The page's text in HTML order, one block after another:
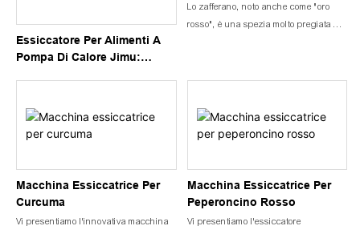
Essiccatore Per Alimenti A
Pompa Di Calore Jimu:
Lo zafferano, noto anche come "oro
rosso", è una spezia molto pregiata e
ingrediente popolare in cucina, nella
profumeria e nella medicina
fondamentale per preservarne la
qualità e prolungarne la durata di
conservazione. Negli ultimi anni,
Macchina Essiccatrice Per
Curcuma
Vi presentiamo l'innovativa macchina
Macchina Essiccatrice Per
Peperoncino Rosso
Vi presentiamo l'essiccatore